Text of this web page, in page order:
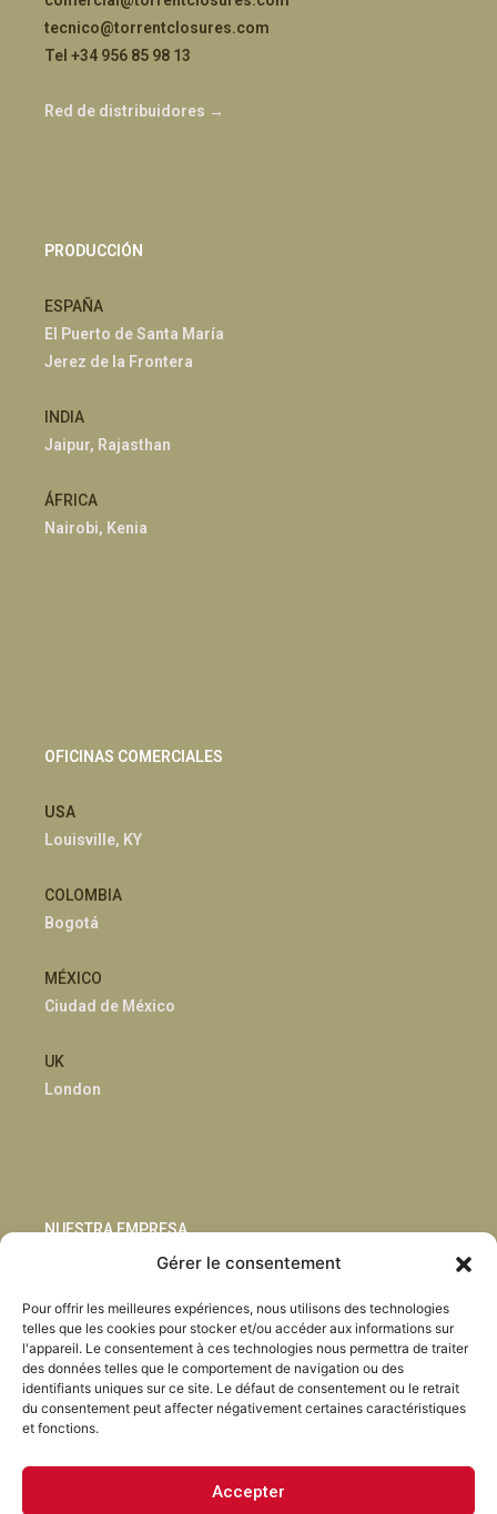
Gérer le consentement
Pour offrir les meilleures expériences, nous utilisons des technologies
telles que les cookies pour stocker et/ou accéder aux informations sur
l'appareil. Le consentement à ces technologies nous permettra de traiter
des données telles que le comportement de navigation ou des
identifiants uniques sur ce site. Le défaut de consentement ou le retrait
du consentement peut affecter négativement certaines caractéristiques
et fonctions.
Accepter
tecnico@torrentclosures.com
Tel +34 956 85 98 13
Red de distribuidores →
PRODUCCIÓN
ESPAÑA
El Puerto de Santa María
Jerez de la Frontera
INDIA
Jaipur, Rajasthan
ÁFRICA
Nairobi, Kenia
OFICINAS COMERCIALES
USA
Louisville, KY
COLOMBIA
Bogotá
MÉXICO
Ciudad de México
UK
London
NUESTRA EMPRESA
Innovación
Blog
Habla con nosotros